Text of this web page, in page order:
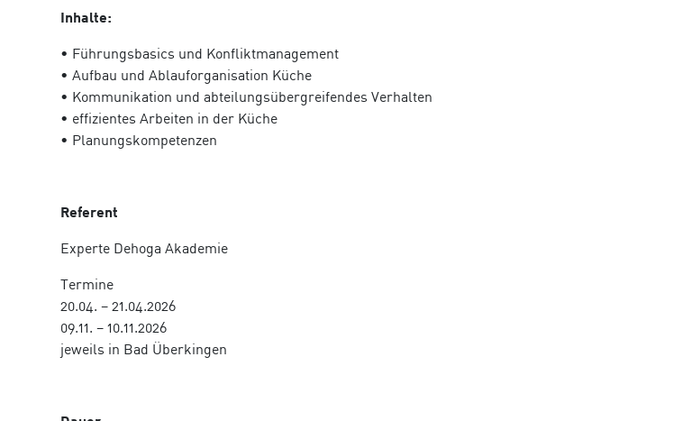
Inhalte:
• Führungsbasics und Konfliktmanagement
• Aufbau und Ablauforganisation Küche
• Kommunikation und abteilungsübergreifendes Verhalten
• effizientes Arbeiten in der Küche
• Planungskompetenzen
Referent
Experte Dehoga Akademie
Termine
20.04. – 21.04.2026
09.11. – 10.11.2026
jeweils in Bad Überkingen